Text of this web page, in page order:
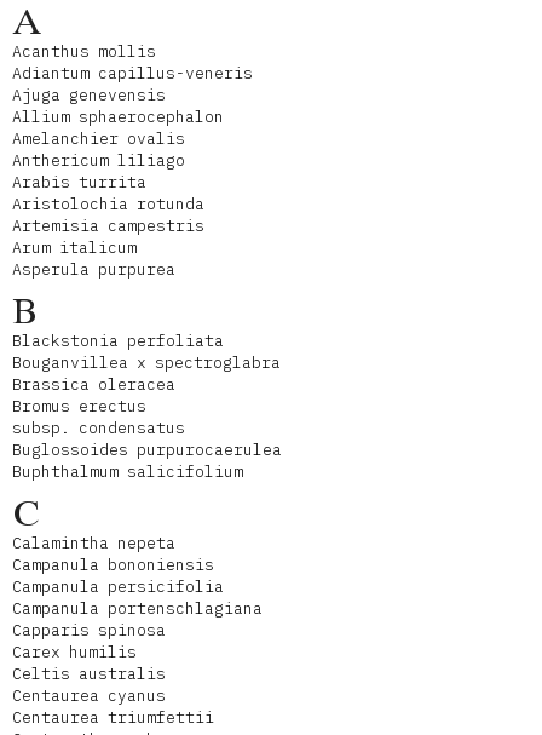
A
Acanthus mollis
Adiantum capillus-veneris
Ajuga genevensis
Allium sphaerocephalon
Amelanchier ovalis
Anthericum liliago
Arabis turrita
Aristolochia rotunda
Artemisia campestris
Arum italicum
Asperula purpurea
B
Blackstonia perfoliata
Bouganvillea x spectroglabra
Brassica oleracea
Bromus erectus
subsp. condensatus
Buglossoides purpurocaerulea
Buphthalmum salicifolium
C
Calamintha nepeta
Campanula bononiensis
Campanula persicifolia
Campanula portenschlagiana
Capparis spinosa
Carex humilis
Celtis australis
Centaurea cyanus
Centaurea triumfettii